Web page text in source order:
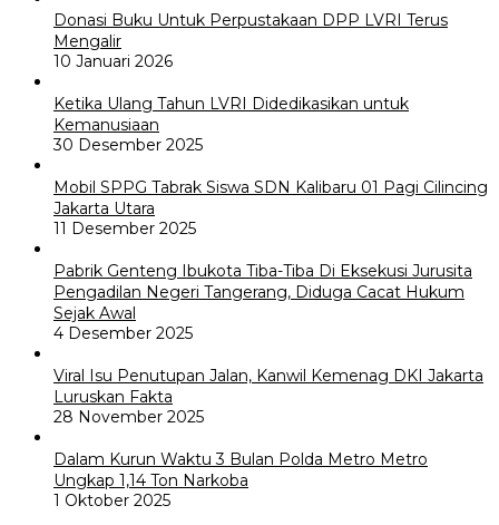
Donasi Buku Untuk Perpustakaan DPP LVRI Terus
Mengalir
10 Januari 2026
Ketika Ulang Tahun LVRI Didedikasikan untuk
Kemanusiaan
30 Desember 2025
Mobil SPPG Tabrak Siswa SDN Kalibaru 01 Pagi Cilincing
Jakarta Utara
11 Desember 2025
Pabrik Genteng Ibukota Tiba-Tiba Di Eksekusi Jurusita
Pengadilan Negeri Tangerang, Diduga Cacat Hukum
Sejak Awal
4 Desember 2025
Viral Isu Penutupan Jalan, Kanwil Kemenag DKI Jakarta
Luruskan Fakta
28 November 2025
Dalam Kurun Waktu 3 Bulan Polda Metro Metro
Ungkap 1,14 Ton Narkoba
1 Oktober 2025